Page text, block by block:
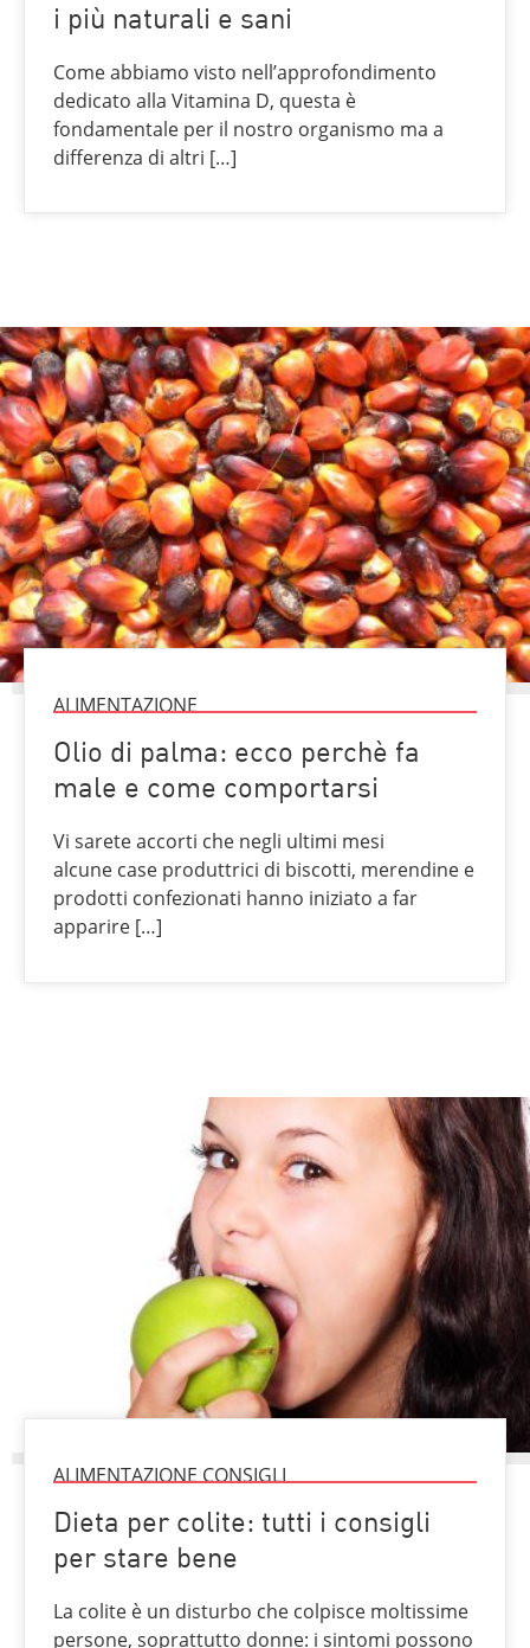
i più naturali e sani
Come abbiamo visto nell’approfondimento
dedicato alla Vitamina D, questa è
fondamentale per il nostro organismo ma a
differenza di altri […]
ALIMENTAZIONE
Olio di palma: ecco perchè fa
male e come comportarsi
Vi sarete accorti che negli ultimi mesi
alcune case produttrici di biscotti, merendine e
prodotti confezionati hanno iniziato a far
apparire […]
ALIMENTAZIONE CONSIGLI
Dieta per colite: tutti i consigli
per stare bene
La colite è un disturbo che colpisce moltissime
persone, soprattutto donne: i sintomi possono